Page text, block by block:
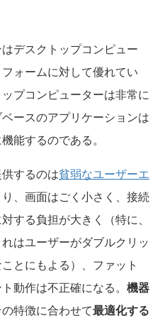
デスクトップコンピュー
ォームに対して優れてい
プコンピューターは非常に
ースのアプリケーションは
能するのである。
するのは貧弱なユーザーエ
、画面はごく小さく、接続
する負担が大きく（特に、
はユーザーがダブルクリッ
とにもよる）、ファット
動作は不正確になる。 機器
特徴に合わせて最適化する